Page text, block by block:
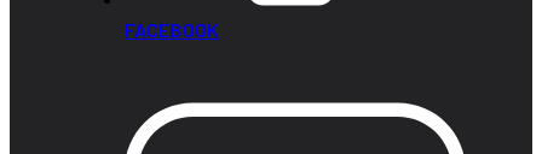
FACEBOOK